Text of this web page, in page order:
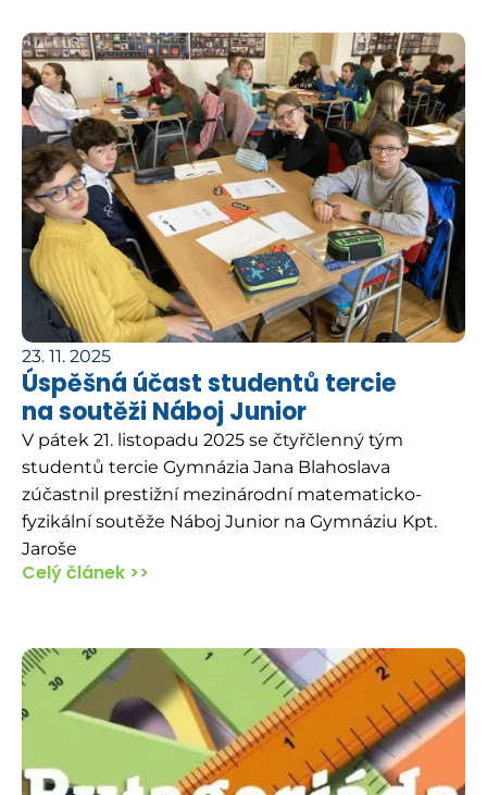
23. 11. 2025
Úspěšná účast studentů tercie
na soutěži Náboj Junior
V pátek 21. listopadu 2025 se čtyřčlenný tým
studentů tercie Gymnázia Jana Blahoslava
zúčastnil prestižní mezinárodní matematicko-
fyzikální soutěže Náboj Junior na Gymnáziu Kpt.
Jaroše
Celý článek >>